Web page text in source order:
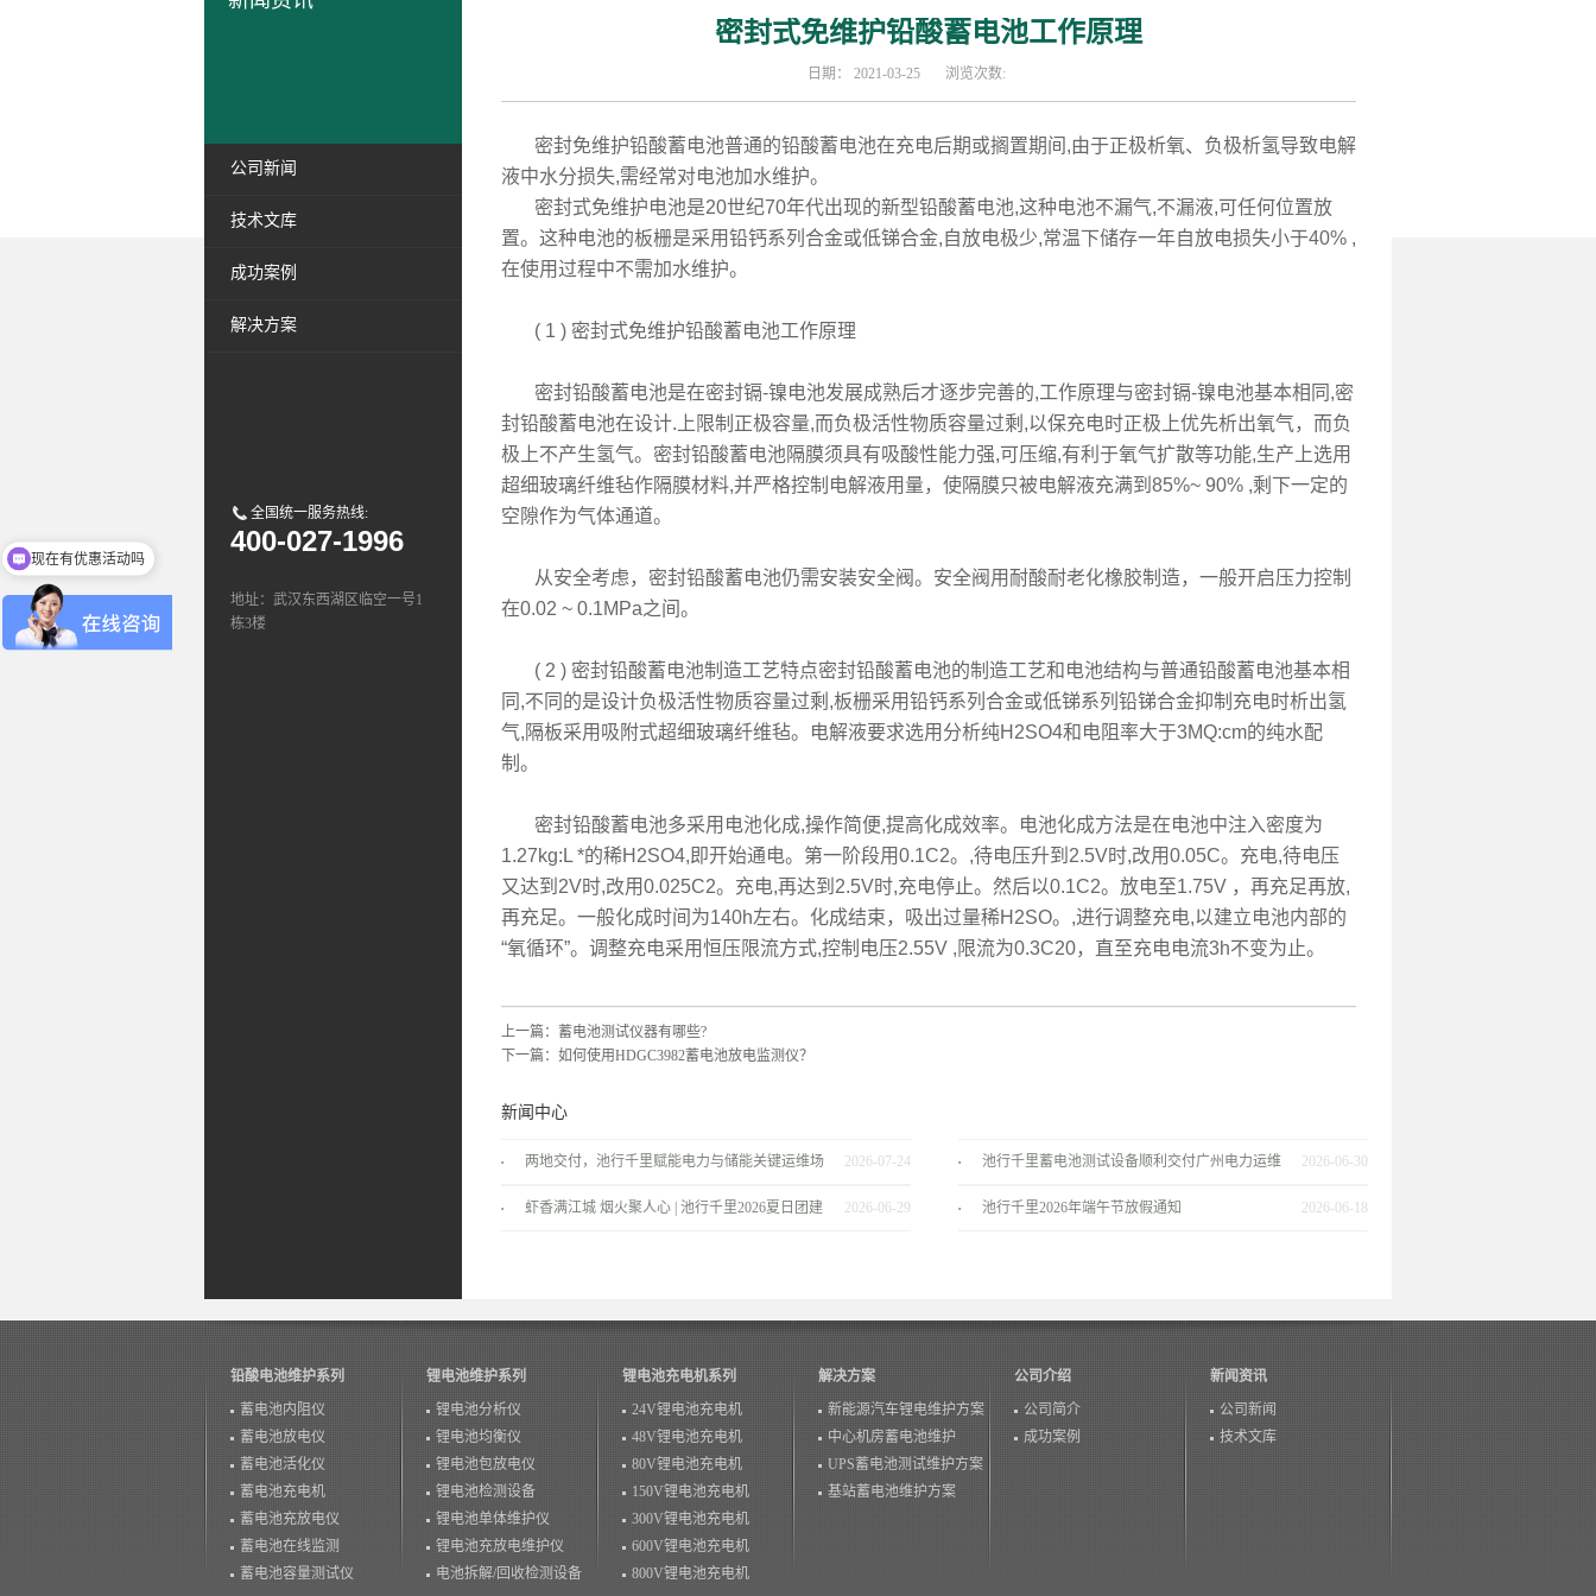
公司新闻
技术文库
成功案例
解决方案
全国统一服务热线:
400-027-1996
地址：武汉东西湖区临空一号1
栋3楼
密封式免维护铅酸蓄电池工作原理
日期： 2021-03-25 浏览次数:
密封免维护铅酸蓄电池普通的铅酸蓄电池在充电后期或搁置期间,由于正极析氧、负极析氢导致电解
液中水分损失,需经常对电池加水维护。
密封式免维护电池是20世纪70年代出现的新型铅酸蓄电池,这种电池不漏气,不漏液,可任何位置放
置。这种电池的板栅是采用铅钙系列合金或低锑合金,自放电极少,常温下储存一年自放电损失小于40% ,
在使用过程中不需加水维护。
( 1 ) 密封式免维护铅酸蓄电池工作原理
密封铅酸蓄电池是在密封镉-镍电池发展成熟后才逐步完善的,工作原理与密封镉-镍电池基本相同,密
封铅酸蓄电池在设计.上限制正极容量,而负极活性物质容量过剩,以保充电时正极上优先析出氧气，而负
极上不产生氢气。密封铅酸蓄电池隔膜须具有吸酸性能力强,可压缩,有利于氧气扩散等功能,生产上选用
超细玻璃纤维毡作隔膜材料,并严格控制电解液用量，使隔膜只被电解液充满到85%~ 90% ,剩下一定的
空隙作为气体通道。
从安全考虑，密封铅酸蓄电池仍需安装安全阀。安全阀用耐酸耐老化橡胶制造，一般开启压力控制
在0.02 ~ 0.1MPa之间。
( 2 ) 密封铅酸蓄电池制造工艺特点密封铅酸蓄电池的制造工艺和电池结构与普通铅酸蓄电池基本相
同,不同的是设计负极活性物质容量过剩,板栅采用铅钙系列合金或低锑系列铅锑合金抑制充电时析出氢
气,隔板采用吸附式超细玻璃纤维毡。电解液要求选用分析纯H2SO4和电阻率大于3MQ:cm的纯水配
制。
密封铅酸蓄电池多采用电池化成,操作简便,提高化成效率。电池化成方法是在电池中注入密度为
1.27kg:L *的稀H2SO4,即开始通电。第一阶段用0.1C2。,待电压升到2.5V时,改用0.05C。充电,待电压
又达到2V时,改用0.025C2。充电,再达到2.5V时,充电停止。然后以0.1C2。放电至1.75V ，再充足再放,
再充足。一般化成时间为140h左右。化成结束，吸出过量稀H2SO。,进行调整充电,以建立电池内部的
“氧循环”。调整充电采用恒压限流方式,控制电压2.55V ,限流为0.3C20，直至充电电流3h不变为止。
上一篇： 蓄电池测试仪器有哪些?
下一篇： 如何使用HDGC3982蓄电池放电监测仪？
新闻中心
两地交付，池行千里赋能电力与储能关键运维场
景！
2026-07-24 池行千里蓄电池测试设备顺利交付广州电力运维
服务商
2026-06-30
虾香满江城 烟火聚人心 | 池行千里2026夏日团建 2026-06-29 池行千里2026年端午节放假通知 2026-06-18
铅酸电池维护系列
蓄电池内阻仪
蓄电池放电仪
蓄电池活化仪
蓄电池充电机
蓄电池充放电仪
蓄电池在线监测
蓄电池容量测试仪
锂电池维护系列
锂电池分析仪
锂电池均衡仪
锂电池包放电仪
锂电池检测设备
锂电池单体维护仪
锂电池充放电维护仪
电池拆解/回收检测设备
锂电池充电机系列
24V锂电池充电机
48V锂电池充电机
80V锂电池充电机
150V锂电池充电机
300V锂电池充电机
600V锂电池充电机
800V锂电池充电机
解决方案
新能源汽车锂电维护方案
中心机房蓄电池维护
UPS蓄电池测试维护方案
基站蓄电池维护方案
公司介绍
公司简介
成功案例
新闻资讯
公司新闻
技术文库
现在有优惠活动吗